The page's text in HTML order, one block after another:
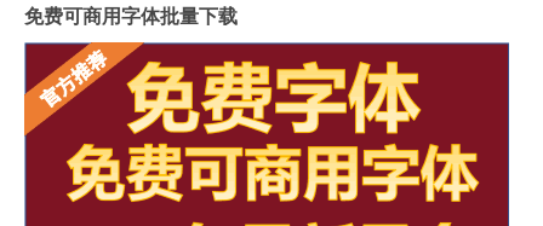
免费可商用字体批量下载